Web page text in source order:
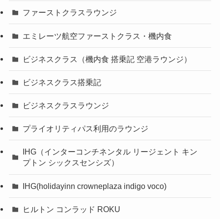
ファーストクラスラウンジ
エミレーツ航空ファーストクラス・機内食
ビジネスクラス（機内食 搭乗記 空港ラウンジ）
ビジネスクラス搭乗記
ビジネスクラスラウンジ
プライオリティパス利用のラウンジ
IHG（インターコンチネンタル リージェント キン
プトン シックスセンシズ）
IHG(holidayinn crowneplaza indigo voco)
ヒルトン コンラッド ROKU